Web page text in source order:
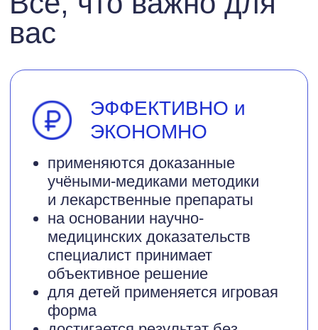
ПУНКТУАЛЬНО
приём вовремя и без очередей,
так как ведётся расписание
через электронную платформу
нет поточности и длительность
приёма в пределах расписания,
сколько требуется специалисту
посмотреть расписание
со временем проблемы со
здоровьем и развитием
следят за современной
конференциях Ввести ссылку на
сайт база знаний / о чём говорят
специалисты
обмениваются опытом